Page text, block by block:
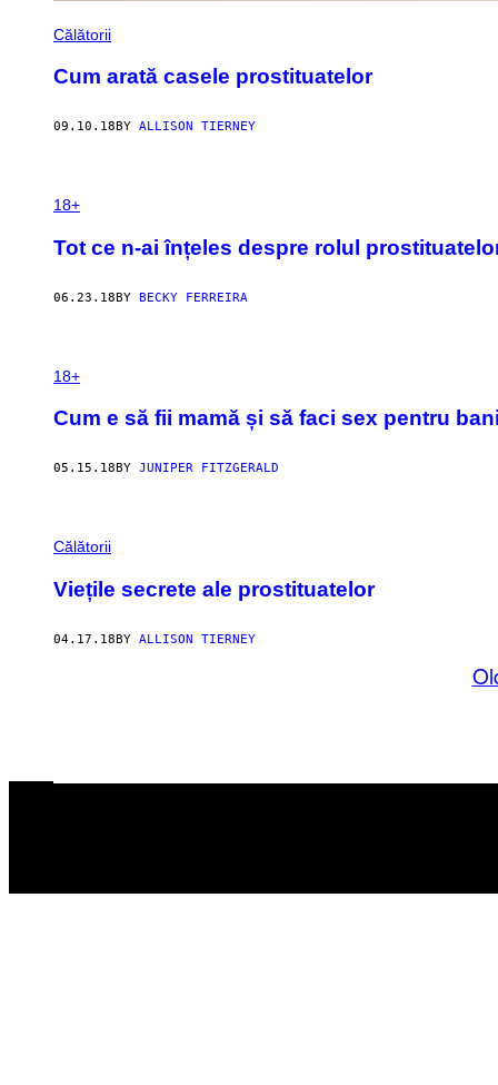
Călătorii
Cum arată casele prostituatelor
09.10.18 BY ALLISON TIERNEY
18+
Tot ce n-ai înțeles despre rolul
06.23.18BY BECKY FERREIRA
18+
Cum e să fii mamă și să faci sex pentru
05.15.18 BY JUNIPER FITZGERALD
Călătorii
Viețile secrete ale prostituatelor
04.17.18BY ALLISON TIERNEY